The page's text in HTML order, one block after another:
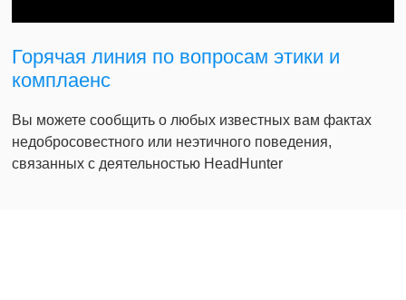
Горячая линия по вопросам этики и
комплаенс
Вы можете сообщить о любых известных вам фактах
недобросовестного или неэтичного поведения,
связанных с деятельностью HeadHunter